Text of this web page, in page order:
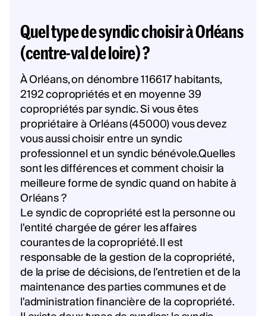
Quel type de syndic choisir à Orléans
(centre-val de loire) ?
À Orléans, on dénombre 116617 habitants,
2192 copropriétés et en moyenne 39
copropriétés par syndic. Si vous êtes
propriétaire à Orléans (45000) vous devez
vous aussi choisir entre un syndic
professionnel et un syndic bénévole.Quelles
sont les différences et comment choisir la
meilleure forme de syndic quand on habite à
Orléans ?
Le syndic de copropriété est la personne ou
l'entité chargée de gérer les affaires
courantes de la copropriété. Il est
responsable de la gestion de la copropriété,
de la prise de décisions, de l'entretien et de la
maintenance des parties communes et de
l'administration financière de la copropriété.